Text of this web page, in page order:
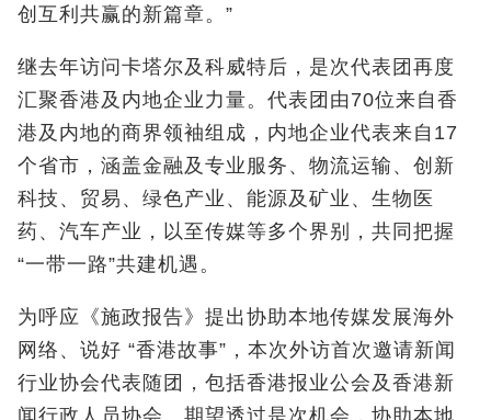
创互利共赢的新篇章。”
继去年访问卡塔尔及科威特后，是次代表团再度
汇聚香港及内地企业力量。代表团由70位来自香
港及内地的商界领袖组成，内地企业代表来自17
个省市，涵盖金融及专业服务、物流运输、创新
科技、贸易、绿色产业、能源及矿业、生物医
药、汽车产业，以至传媒等多个界别，共同把握
“一带一路”共建机遇。
为呼应《施政报告》提出协助本地传媒发展海外
网络、说好 “香港故事”，本次外访首次邀请新闻
行业协会代表随团，包括香港报业公会及香港新